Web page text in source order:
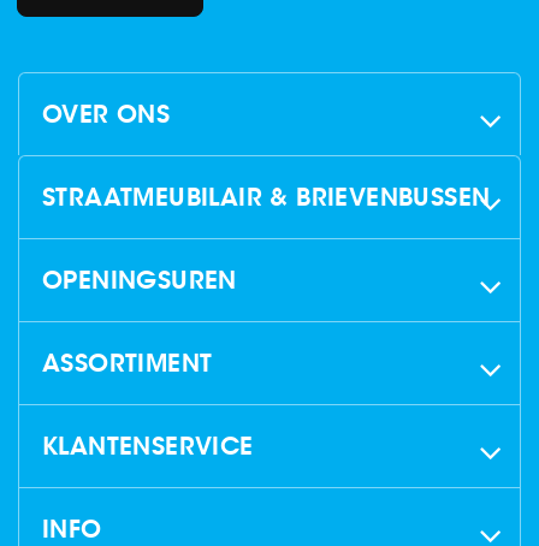
OVER ONS
STRAATMEUBILAIR & BRIEVENBUSSEN
OPENINGSUREN
ASSORTIMENT
KLANTENSERVICE
INFO